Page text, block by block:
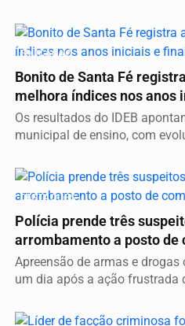
EDUCAÇÃO
Bonito de Santa Fé
melhora índices nos anos
Os resultados do IDEB
municipal de ensino, com
DESTAQUES
Polícia prende três
arrombamento a posto de
Apreensão de armas e
um dia após a ação frustrada